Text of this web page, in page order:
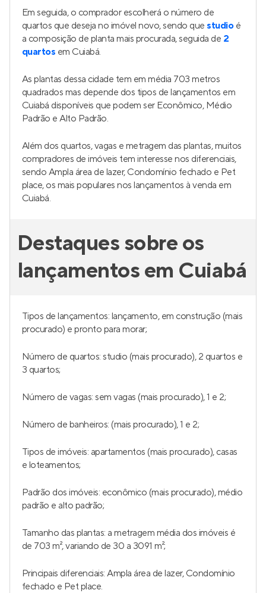
Em seguida, o comprador escolherá o número de
quartos que deseja no imóvel novo, sendo questudioé
a composição de planta mais procurada, seguida de 2
quartos em Cuiabá.
As plantas dessa cidade tem em média 703 metros
quadrados mas depende dos tipos de lançamentos em
Cuiabá disponíveis que podem ser Econômico, Médio
Padrão e Alto Padrão.
Além dos quartos, vagas e metragem das plantas, muitos
compradores de imóveis tem interesse nos diferenciais,
sendo Ampla área de lazer, Condomínio fechado e Pet
place, os mais populares nos lançamentos à venda em
Cuiabá.
Destaques sobre os
lançamentos em Cuiabá
Tipos de lançamentos: lançamento, em construção (mais
procurado) e pronto para morar;
Número de quartos: studio (mais procurado), 2 quartos e
3 quartos;
Número de vagas: sem vagas (mais procurado), 1 e 2;
Número de banheiros: (mais procurado), 1 e 2;
Tipos de imóveis: apartamentos (mais procurado), casas
e loteamentos;
Padrão dos imóveis: econômico (mais procurado), médio
padrão e alto padrão;
Tamanho das plantas: a metragem média dos imóveis é
de 703 m², variando de 30 a 3091 m²;
Principais diferenciais: Ampla área de lazer, Condomínio
fechado e Pet place.